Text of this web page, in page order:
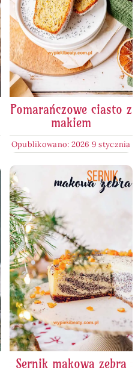
Pomarańczowe ciasto z
makiem
Opublikowano: 2026 9 stycznia
Sernik makowa zebra